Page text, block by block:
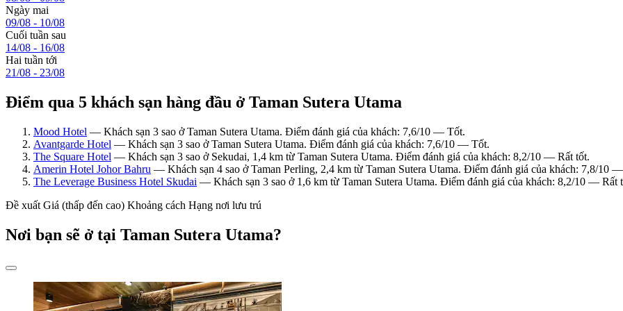
Ngày mai
09/08 - 10/08
Cuối tuần sau
14/08 - 16/08
Hai tuần tới
21/08 - 23/08
Điểm qua 5 khách sạn hàng đầu ở Taman Sutera Utama
Mood Hotel — Khách sạn 3 sao ở Taman Sutera Utama. Điểm đánh giá của khách: 7,6/10 — Tốt.
Avantgarde Hotel — Khách sạn 3 sao ở Taman Sutera Utama. Điểm đánh giá của khách: 7,6/10 — Tốt.
The Square Hotel — Khách sạn 3 sao ở Sekudai, 1,4 km từ Taman Sutera Utama. Điểm đánh giá của khách: 8,2/10 — Rất tốt.
Amerin Hotel Johor Bahru — Khách sạn 4 sao ở Taman Perling, 2,4 km từ Taman Sutera Utama. Điểm đánh giá của khách: 7,8/10
The Leverage Business Hotel Skudai — Khách sạn 3 sao ở 1,6 km từ Taman Sutera Utama. Điểm đánh giá của khách: 8,2/10 — Rất
Đề xuất Giá (thấp đến cao) Khoảng cách Hạng nơi lưu trú
Nơi bạn sẽ ở tại Taman Sutera Utama?